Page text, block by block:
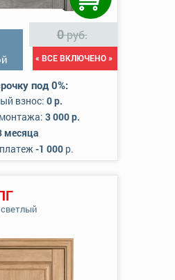
0руб.
« ВСЕ ВКЛЮЧЕНО »
под 0%:
взнос: 0 р.
3 000 р.
месяца
-1 000р.